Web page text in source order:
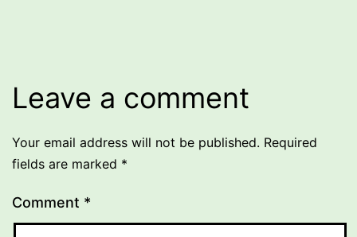
Leave a comment
Your email address will not be published. Required
fields are marked *
Comment *